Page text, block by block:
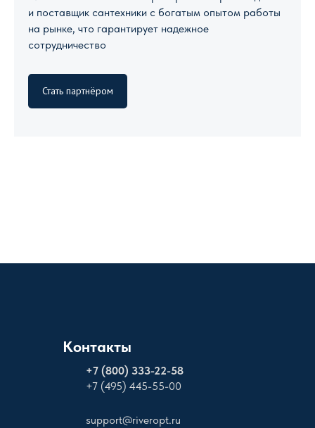
и поставщик сантехники с богатым опытом работы
на рынке, что гарантирует надежное
сотрудничество
Стать партнёром
Контакты
+7 (800) 333-22-58
+7 (495) 445-55-00
support@riveropt.ru